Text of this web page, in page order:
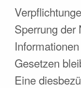
Sperrung der
Gesetzen
Eine